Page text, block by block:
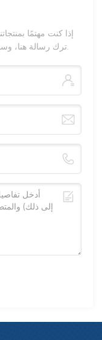
إذا كنت مهتمًا